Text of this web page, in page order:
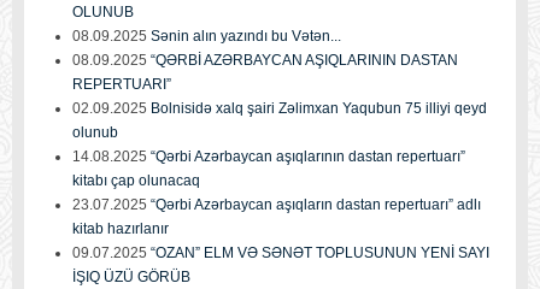
OLUNUB
08.09.2025 Sənin alın yazındı bu Vətən...
08.09.2025 “QƏRBİ AZƏRBAYCAN AŞIQLARININ DASTAN
REPERTUARI”
02.09.2025 Bolnisidə xalq şairi Zəlimxan Yaqubun 75 illiyi qeyd
olunub
14.08.2025 “Qərbi Azərbaycan aşıqlarının dastan repertuarı”
kitabı çap olunacaq
23.07.2025 “Qərbi Azərbaycan aşıqların dastan repertuarı” adlı
kitab hazırlanır
09.07.2025 “OZAN” ELM VƏ SƏNƏT TOPLUSUNUN YENİ SAYI
İŞIQ ÜZÜ GÖRÜB